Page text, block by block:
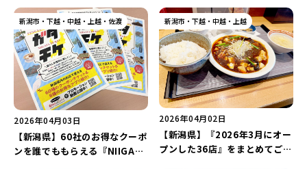
長岡・見附
小千谷・十日町・津南
魚沼・南魚沼・湯沢
柏崎・刈羽・出雲崎
上越・妙高・糸魚川
日本酒・新潟清酒
ワイン・クラフトビール
ケーキ・パフェ
ビアガーデン・暑気払い
忘新年会・歓送迎会
周年祭・感謝祭セール
年末・初売りセール
された夜桜”を満喫しよう♪
2026』のオンラインクーポン
全35種を一挙紹介！
新潟市・下越・中越・上越・佐渡
2026年04月03日
【新潟県】60社のお得なクーポ
ンを誰でももらえる『NIIGATA
新潟市・下越・中越・上越
2026年04月02日
【新潟県】『2026年3月にオー
プンした36店』をまとめてご紹